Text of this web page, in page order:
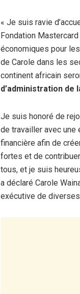
« Je suis ravie
Fondation
économiques pour
de Carole dans les
continent africain
d’administration de
Je suis honoré de
de travailler avec une
financière afin de
fortes et de
tous, et je suis
a déclaré Carole
exécutive de